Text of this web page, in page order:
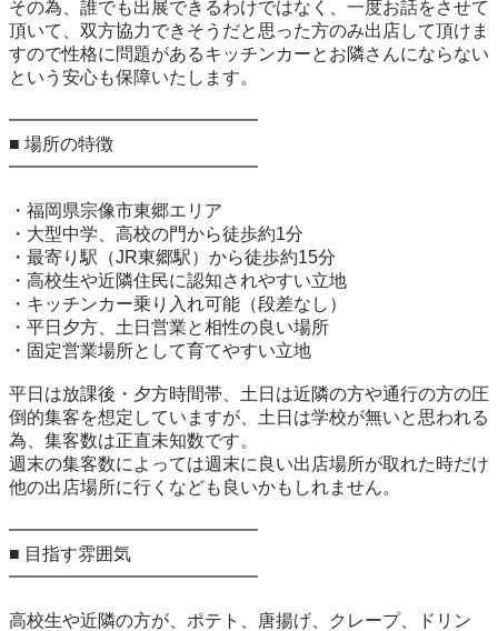
その為、誰でも出展できるわけではなく、一度お話をさせて
頂いて、双方協力できそうだと思った方のみ出店して頂けま
すので性格に問題があるキッチンカーとお隣さんにならない
という安心も保障いたします。
━━━━━━━━━━━━━━
■ 場所の特徴
━━━━━━━━━━━━━━
・福岡県宗像市東郷エリア
・大型中学、高校の門から徒歩約1分
・最寄り駅（JR東郷駅）から徒歩約15分
・高校生や近隣住民に認知されやすい立地
・キッチンカー乗り入れ可能（段差なし）
・平日夕方、土日営業と相性の良い場所
・固定営業場所として育てやすい立地
平日は放課後・夕方時間帯、土日は近隣の方や通行の方の圧
倒的集客を想定していますが、土日は学校が無いと思われる
為、集客数は正直未知数です。
週末の集客数によっては週末に良い出店場所が取れた時だけ
他の出店場所に行くなども良いかもしれません。
━━━━━━━━━━━━━━
■ 目指す雰囲気
━━━━━━━━━━━━━━
高校生や近隣の方が、ポテト、唐揚げ、クレープ、ドリン